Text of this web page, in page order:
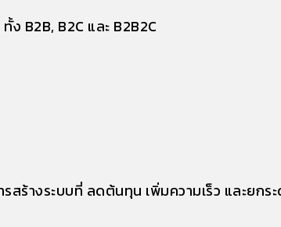
B2B, B2C และ B2B2C
สร้างระบบที่ ลดต้นทุน เพิ่มความเร็ว และยกร